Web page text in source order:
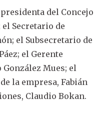
del Concejo
Secretario de
el Subsecretario de
el Gerente
Mues; el
la empresa, Fabián
Claudio Bokan.